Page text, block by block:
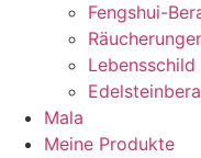
Fengshui-
Lebensschild
Mala
Meine Produkte